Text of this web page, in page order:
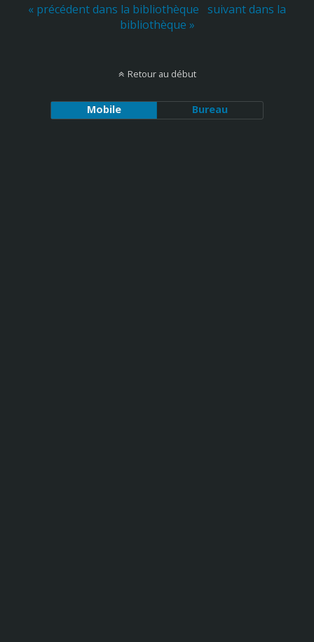
« précédent dans la bibliothèque suivant dans la
bibliothèque »
Retour au début
Mobile Bureau